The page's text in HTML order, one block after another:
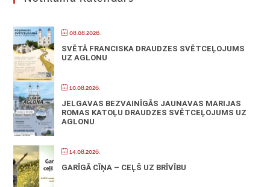
08.08.2026.
SVĒTĀ FRANCISKA DRAUDZES SVĒTCEĻOJUMS
UZ AGLONU
10.08.2026.
JELGAVAS BEZVAINĪGĀS JAUNAVAS MARIJAS
ROMAS KATOĻU DRAUDZES SVĒTCEĻOJUMS UZ
AGLONU
14.08.2026.
GARĪGĀ CĪŅA – CEĻŠ UZ BRĪVĪBU